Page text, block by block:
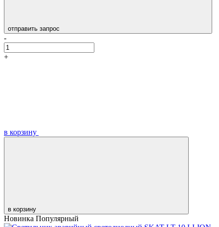
отправить запрос
-
+
в корзину
в корзину
Новинка Популярный